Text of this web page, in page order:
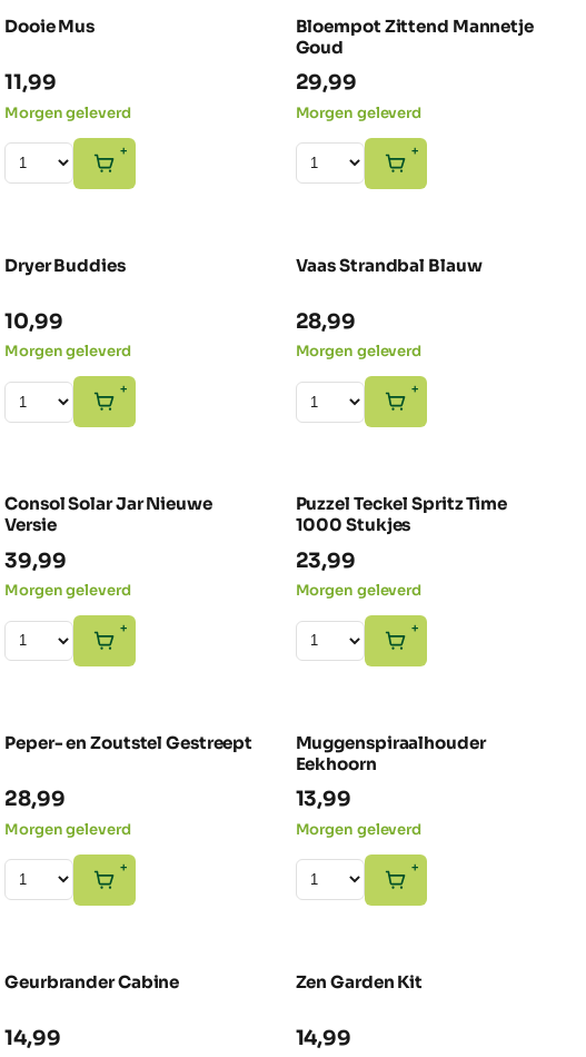
Dooie Mus
11,99
Morgen geleverd
+
NIEUW
Bloempot Zittend Mannetje
Goud
29,99
Morgen geleverd
+
Dryer Buddies
10,99
Morgen geleverd
+
Vaas Strandbal Blauw
28,99
Morgen geleverd
+
Consol Solar Jar Nieuwe
Versie
39,99
Morgen geleverd
+
NIEUW
Puzzel Teckel Spritz Time
1000 Stukjes
23,99
Morgen geleverd
+
NIEUW
Peper- en Zoutstel Gestreept
28,99
Morgen geleverd
+
NIEUW
Muggenspiraalhouder
Eekhoorn
13,99
Morgen geleverd
+
Geurbrander Cabine
14,99
Zen Garden Kit
14,99